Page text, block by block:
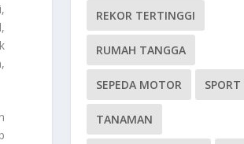
REKOR TERTINGGI
RUMAH TANGGA
SEPEDA MOTOR SPORT
TANAMAN